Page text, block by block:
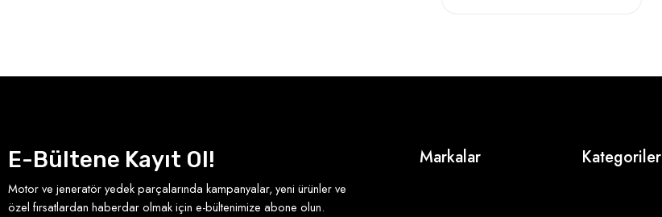
E-Bültene Kayıt Ol!
Motor ve jeneratör yedek parçalarında kampanyalar, yeni ürünler ve
özel fırsatlardan haberdar olmak için e-bültenimize abone olun.
Markalar Kategoriler